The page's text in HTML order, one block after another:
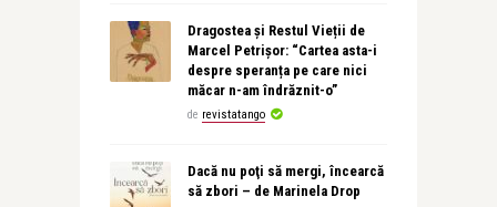
Dragostea și Restul Vieții de
Marcel Petrișor: “Cartea asta-i
despre speranța pe care nici
măcar n-am îndrăznit-o”
de revistatango
Dacă nu poţi să mergi, încearcă
să zbori – de Marinela Drop